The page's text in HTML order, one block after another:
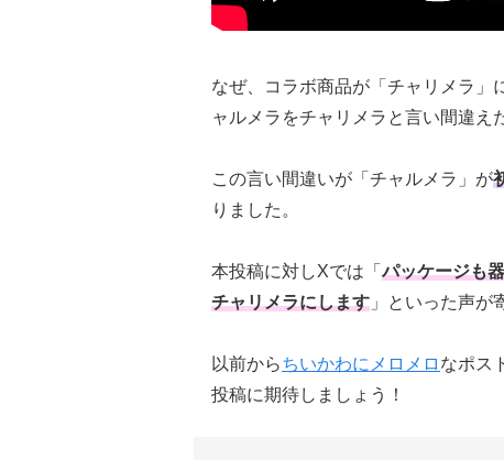
なぜ、コラボ商品が「チャリメラ」
ャルメラをチャリメラと言い間違え
この言い間違いが「チャルメラ」が
りました。
本投稿に対しXでは「パッケージも
チャリメラにします 」といった声が
以前からちいかわにメロメロ なポス
投稿に期待しましょう！